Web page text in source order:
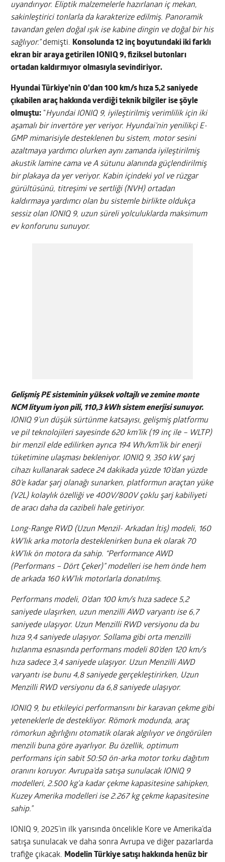
uyandırıyor. Eliptik malzemelerle hazırlanan iç mekan,
sakinleştirici tonlarla da karakterize edilmiş. Panoramik
tavandan gelen doğal ışık ise kabine dingin ve doğal bir his
sağlıyor.”demişti. Konsolunda 12 inç boyutundaki iki farklı
ekran bir araya getirilen IONIQ 9, fiziksel butonları
ortadan kaldırmıyor olmasıyla sevindiriyor.
Hyundai Türkiye’nin 0’dan 100 km/s hıza 5,2 saniyede
çıkabilen araç hakkında verdiği teknik bilgiler ise şöyle
olmuştu: “Hyundai IONIQ 9, iyileştirilmiş verimlilik için iki
aşamalı bir invertöre yer veriyor. Hyundai’nin yenilikçi E-
GMP mimarisiyle desteklenen bu sistem, motor sesini
azaltmaya yardımcı olurken aynı zamanda iyileştirilmiş
akustik lamine cama ve A sütunu alanında güçlendirilmiş
bir plakaya da yer veriyor. Kabin içindeki yol ve rüzgar
gürültüsünü, titreşimi ve sertliği (NVH) ortadan
kaldırmaya yardımcı olan bu sistemle birlikte oldukça
sessiz olan IONIQ 9, uzun süreli yolculuklarda maksimum
ev konforunu sunuyor.
Gelişmiş PE sisteminin yüksek voltajlı ve zemine monte
NCM lityum iyon pili, 110,3 kWh sistem enerjisi sunuyor.
IONIQ 9’un düşük sürtünme katsayısı, gelişmiş platformu
ve pil teknolojileri sayesinde 620 km’lik (19 inç ile – WLTP)
bir menzil elde edilirken ayrıca 194 Wh/km’lik bir enerji
tüketimine ulaşması bekleniyor. IONIQ 9, 350 kW şarj
cihazı kullanarak sadece 24 dakikada yüzde 10’dan yüzde
80’e kadar şarj olanağı sunarken, platformun araçtan yüke
(V2L) kolaylık özelliği ve 400V/800V çoklu şarj kabiliyeti
de aracı daha da cazibeli hale getiriyor.
Long-Range RWD (Uzun Menzil- Arkadan İtiş) modeli, 160
kW’lık arka motorla desteklenirken buna ek olarak 70
kW’lık ön motora da sahip. “Performance AWD
(Performans – Dört Çeker)” modelleri ise hem önde hem
de arkada 160 kW’lık motorlarla donatılmış.
Performans modeli, 0’dan 100 km/s hıza sadece 5,2
saniyede ulaşırken, uzun menzilli AWD varyantı ise 6,7
saniyede ulaşıyor. Uzun Menzilli RWD versiyonu da bu
hıza 9,4 saniyede ulaşıyor. Sollama gibi orta menzilli
hızlanma esnasında performans modeli 80’den 120 km/s
hıza sadece 3,4 saniyede ulaşıyor. Uzun Menzilli AWD
varyantı ise bunu 4,8 saniyede gerçekleştirirken, Uzun
Menzilli RWD versiyonu da 6,8 saniyede ulaşıyor.
IONIQ 9, bu etkileyici performansını bir karavan çekme gibi
yeteneklerle de destekliyor. Römork modunda, araç
römorkun ağırlığını otomatik olarak algılıyor ve öngörülen
menzili buna göre ayarlıyor. Bu özellik, optimum
performans için sabit 50:50 ön-arka motor torku dağıtım
oranını koruyor. Avrupa’da satışa sunulacak IONIQ 9
modelleri, 2.500 kg’a kadar çekme kapasitesine sahipken,
Kuzey Amerika modelleri ise 2.267 kg çekme kapasitesine
sahip.”
IONIQ 9, 2025’in ilk yarısında öncelikle Kore ve Amerika’da
satışa sunulacak ve daha sonra Avrupa ve diğer pazarlarda
trafiğe çıkacak. Modelin Türkiye satışı hakkında henüz bir